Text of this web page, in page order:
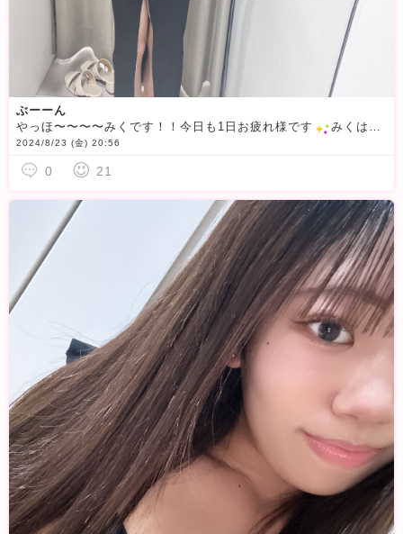
ぶーーん
やっほ〜〜〜〜みくです！！今日も1日お疲れ様です
みくはお出かけてきたので、撮った写真を載せますね！最近買った洋服なのですが、凄く綺麗に見えるのでお気に入りです
2024/8/23 (金) 20:56
0 21